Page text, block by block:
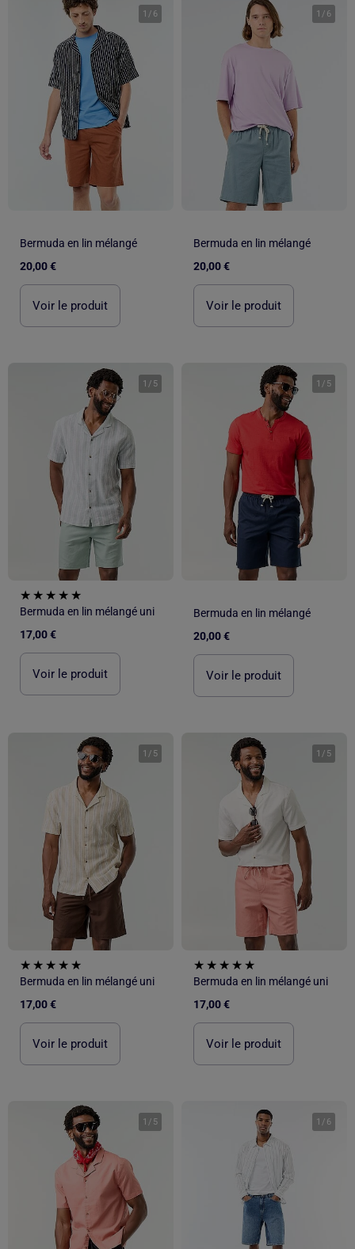
1 / 6
Bermuda en lin mélangé
20,00 €
Voir le produit
1 / 6
Bermuda en lin mélangé
20,00 €
Voir le produit
1 / 5
Bermuda en lin mélangé uni
17,00 €
Voir le produit
1 / 5
Bermuda en lin mélangé
20,00 €
Voir le produit
1 / 5
Bermuda en lin mélangé uni
17,00 €
Voir le produit
1 / 5
Bermuda en lin mélangé uni
17,00 €
Voir le produit
1 / 5 1 / 6